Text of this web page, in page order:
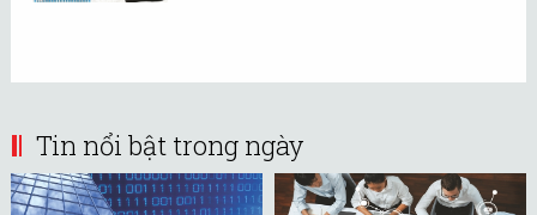
Tin nổi bật trong ngày